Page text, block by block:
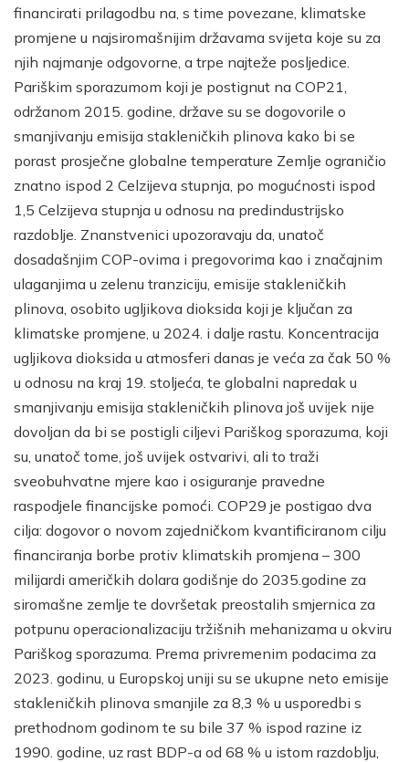
financirati prilagodbu na, s time povezane, klimatske
promjene u najsiromašnijim državama svijeta koje su za
njih najmanje odgovorne, a trpe najteže posljedice.
Pariškim sporazumom koji je postignut na COP21,
održanom 2015. godine, države su se dogovorile o
smanjivanju emisija stakleničkih plinova kako bi se
porast prosječne globalne temperature Zemlje ograničio
znatno ispod 2 Celzijeva stupnja, po mogućnosti ispod
1,5 Celzijeva stupnja u odnosu na predindustrijsko
razdoblje. Znanstvenici upozoravaju da, unatoč
dosadašnjim COP-ovima i pregovorima kao i značajnim
ulaganjima u zelenu tranziciju, emisije stakleničkih
plinova, osobito ugljikova dioksida koji je ključan za
klimatske promjene, u 2024. i dalje rastu. Koncentracija
ugljikova dioksida u atmosferi danas je veća za čak 50 %
u odnosu na kraj 19. stoljeća, te globalni napredak u
smanjivanju emisija stakleničkih plinova još uvijek nije
dovoljan da bi se postigli ciljevi Pariškog sporazuma, koji
su, unatoč tome, još uvijek ostvarivi, ali to traži
sveobuhvatne mjere kao i osiguranje pravedne
raspodjele financijske pomoći. COP29 je postigao dva
cilja: dogovor o novom zajedničkom kvantificiranom cilju
financiranja borbe protiv klimatskih promjena – 300
milijardi američkih dolara godišnje do 2035.godine za
siromašne zemlje te dovršetak preostalih smjernica za
potpunu operacionalizaciju tržišnih mehanizama u okviru
Pariškog sporazuma. Prema privremenim podacima za
2023. godinu, u Europskoj uniji su se ukupne neto emisije
stakleničkih plinova smanjile za 8,3 % u usporedbi s
prethodnom godinom te su bile 37 % ispod razine iz
1990. godine, uz rast BDP-a od 68 % u istom razdoblju,